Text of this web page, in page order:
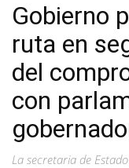
Gobierno
ruta en
del
con
La secretaria de